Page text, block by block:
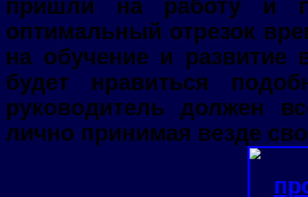
пришли на работу и
оптимальный отрезок
на обучение и развитие
будет нравиться
руководитель должен
лично принимая везде